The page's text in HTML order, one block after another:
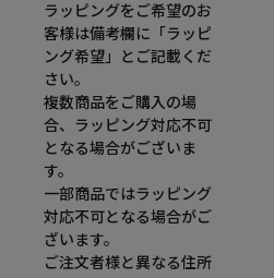
ラッピングをご希望のお
客様は備考欄に「ラッピ
ング希望」とご記載くだ
さい。
複数商品をご購入の場
合、ラッピング対応不可
となる場合がございま
す。
一部商品ではラッピング
対応不可となる場合がご
ざいます。
ご注文者様と異なる住所